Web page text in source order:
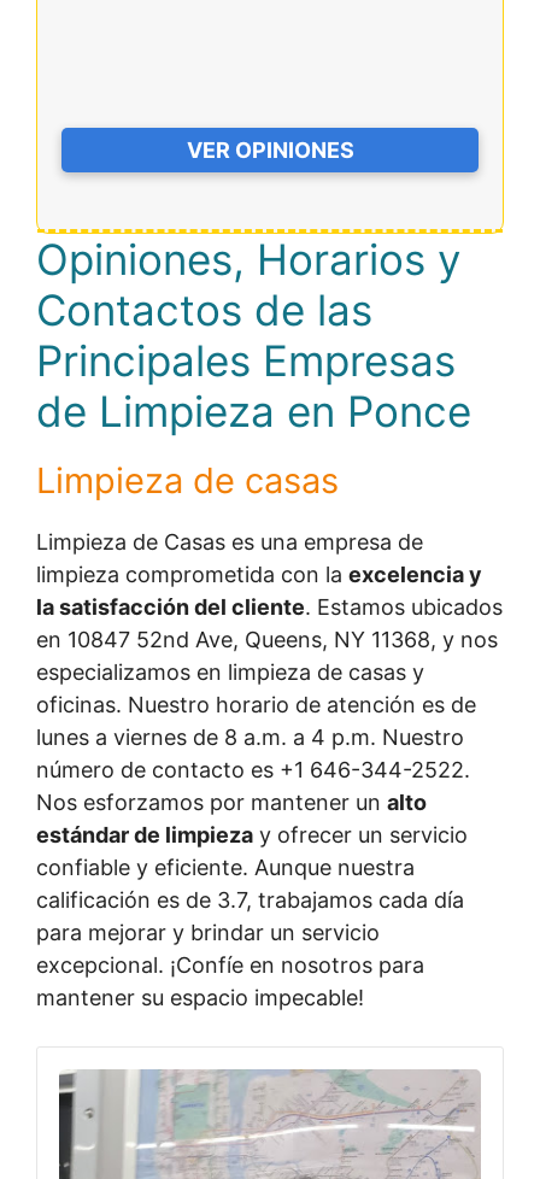
VER OPINIONES
Opiniones, Horarios y
Contactos de las
Principales Empresas
de Limpieza en Ponce
Limpieza de casas
Limpieza de Casas es una empresa de
limpieza comprometida con la excelencia y
la satisfacción del cliente. Estamos ubicados
en 10847 52nd Ave, Queens, NY 11368, y nos
especializamos en limpieza de casas y
oficinas. Nuestro horario de atención es de
lunes a viernes de 8 a.m. a 4 p.m. Nuestro
número de contacto es +1 646-344-2522.
Nos esforzamos por mantener un alto
estándar de limpieza y ofrecer un servicio
confiable y eficiente. Aunque nuestra
calificación es de 3.7, trabajamos cada día
para mejorar y brindar un servicio
excepcional. ¡Confíe en nosotros para
mantener su espacio impecable!